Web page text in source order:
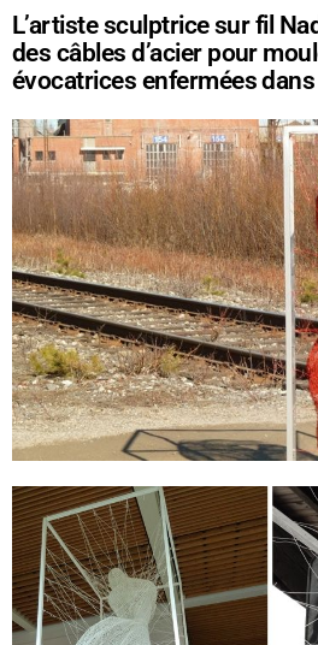
L’artiste sculptrice sur fil
des câbles d’acier pour
évocatrices enfermées